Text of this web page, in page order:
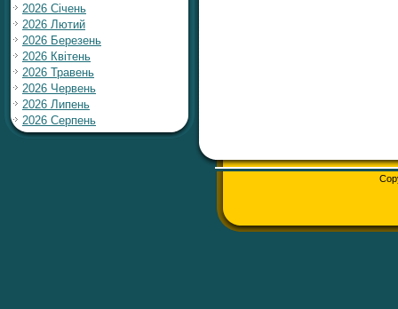
2026 Січень
2026 Лютий
2026 Березень
2026 Квітень
2026 Травень
2026 Червень
2026 Липень
2026 Серпень